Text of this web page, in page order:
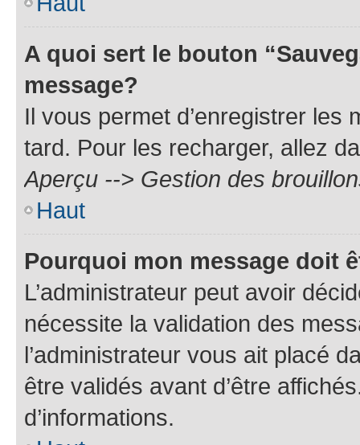
A quoi sert le bouton
message?
Il vous permet d’enregistrer
tard. Pour les recharger, allez
Aperçu --> Gestion des
Haut
Pourquoi mon message doit
L’administrateur peut avoir
nécessite la validation des
l’administrateur vous ait placé
être validés avant d’être
d’informations.